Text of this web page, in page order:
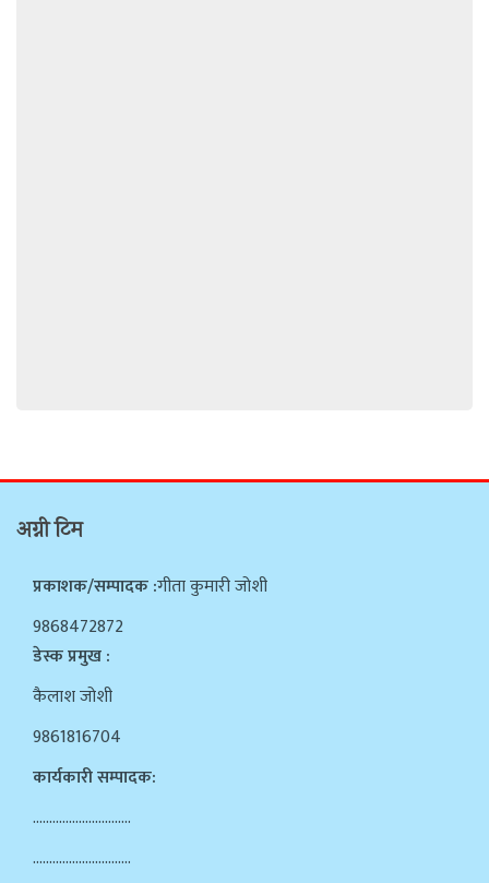
अग्नी टिम
प्रकाशक/सम्पादक :गीता कुमारी जोशी
9868472872
डेस्क प्रमुख :
कैलाश जोशी
9861816704
कार्यकारी सम्पादक:
…………………………
…………………………